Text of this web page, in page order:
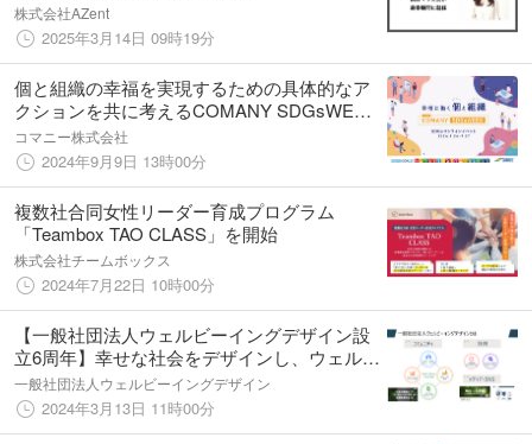
株式会社AZent
2025年3月14日 09時19分
個と組織の幸福を実現するための具体的なア
クションを共に考えるCOMANY SDGsWEEK
2024を開催
コマニー株式会社
2024年9月9日 13時00分
複数社合同女性リーダー育成プログラム
「Teambox TAO CLASS」を開始
株式会社チームボックス
2024年7月22日 10時00分
【一般社団法人ウェルビーイングデザイン設
立6周年】幸せな社会をデザインし、ウェルビ
ーイングを高めるコミュニティの重要性を発
表
一般社団法人ウェルビーイングデザイン
2024年3月13日 11時00分